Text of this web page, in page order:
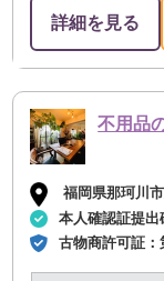
詳細を見る
不用品
福岡県那珂川
本人確認証提出
古物商許可証：